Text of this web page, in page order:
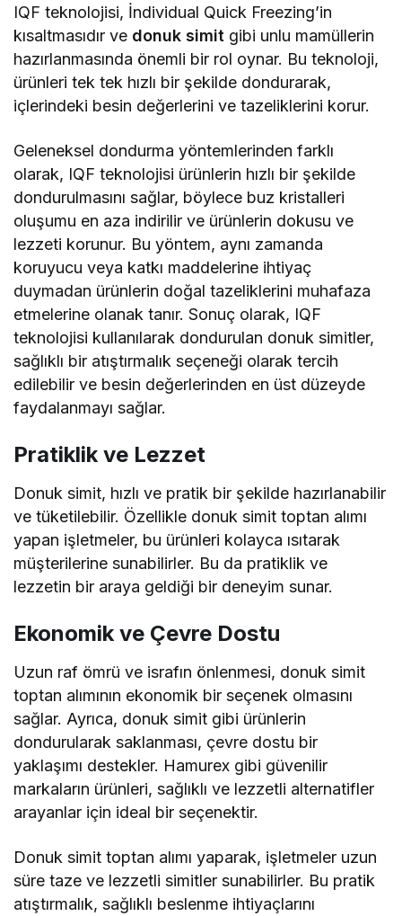
IQF teknolojisi, İndividual Quick Freezing’in
kısaltmasıdır ve donuk simit gibi unlu mamüllerin
hazırlanmasında önemli bir rol oynar. Bu teknoloji,
ürünleri tek tek hızlı bir şekilde dondurarak,
içlerindeki besin değerlerini ve tazeliklerini korur.
Geleneksel dondurma yöntemlerinden farklı
olarak, IQF teknolojisi ürünlerin hızlı bir şekilde
dondurulmasını sağlar, böylece buz kristalleri
oluşumu en aza indirilir ve ürünlerin dokusu ve
lezzeti korunur. Bu yöntem, aynı zamanda
koruyucu veya katkı maddelerine ihtiyaç
duymadan ürünlerin doğal tazeliklerini muhafaza
etmelerine olanak tanır. Sonuç olarak, IQF
teknolojisi kullanılarak dondurulan donuk simitler,
sağlıklı bir atıştırmalık seçeneği olarak tercih
edilebilir ve besin değerlerinden en üst düzeyde
faydalanmayı sağlar.
Pratiklik ve Lezzet
Donuk simit, hızlı ve pratik bir şekilde hazırlanabilir
ve tüketilebilir. Özellikle donuk simit toptan alımı
yapan işletmeler, bu ürünleri kolayca ısıtarak
müşterilerine sunabilirler. Bu da pratiklik ve
lezzetin bir araya geldiği bir deneyim sunar.
Ekonomik ve Çevre Dostu
Uzun raf ömrü ve israfın önlenmesi, donuk simit
toptan alımının ekonomik bir seçenek olmasını
sağlar. Ayrıca, donuk simit gibi ürünlerin
dondurularak saklanması, çevre dostu bir
yaklaşımı destekler. Hamurex gibi güvenilir
markaların ürünleri, sağlıklı ve lezzetli alternatifler
arayanlar için ideal bir seçenektir.
Donuk simit toptan alımı yaparak, işletmeler uzun
süre taze ve lezzetli simitler sunabilirler. Bu pratik
atıştırmalık, sağlıklı beslenme ihtiyaçlarını